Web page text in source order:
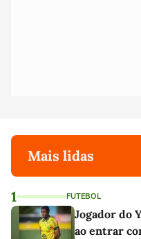
Mais lidas
1 FUTEBOL
Jogador do
ao entrar